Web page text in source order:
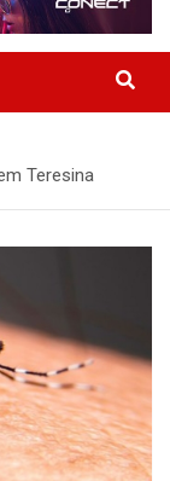
Teresina